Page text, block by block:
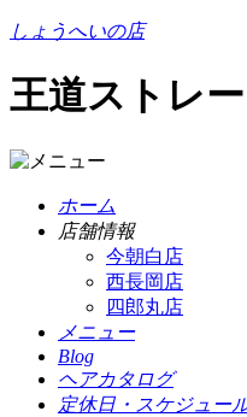
しょうへいの店
王道ストレ
ホーム
店舗情報
今朝白店
西長岡店
四郎丸店
メニュー
Blog
ヘアカタログ
定休日・スケジュー